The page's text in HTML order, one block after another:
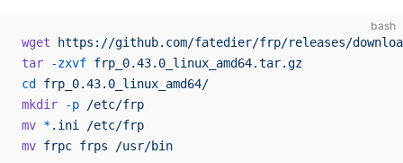
bash
wget https://github.com/fatedier/frp/releases/
tar -zxvf frp_0.43.0_linux_amd64.tar.gz
cd
frp_0.43.0_linux_amd64/
mkdir -p /etc/frp
mv *.ini
/etc/frp
mv frpc frps /usr/bin